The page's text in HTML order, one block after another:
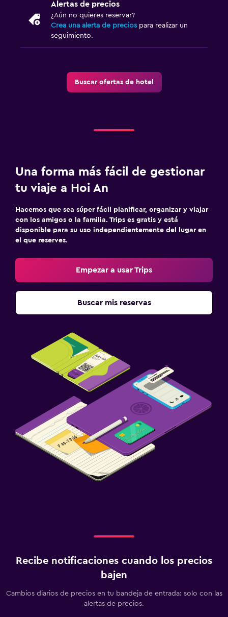
Cocina
Tienda de regalos
Ecoturismo
Bicicletas
Pesca
Golf
Canotaje
Submarinismo
Clases de cocina
Salón de belleza
Instalaciones para deportes acuáticos
Ideal para familias
Cuidado de niños o guardería
Cuna/cama nido disponibles
Piscina (para niños)
Barreras de seguridad para niños
Alertas de precios
¿Aún no quieres reservar?
Crea una alerta de precios para realizar un
seguimiento.
Buscar ofertas de hotel
Una forma más fácil de gestionar
tu viaje a Hoi An
Hacemos que sea súper fácil planificar, organizar y viajar
con los amigos o la familia. Trips es gratis y está
disponible para su uso independientemente del lugar en
el que reserves.
Empezar a usar Trips
Buscar mis reservas
Recibe notificaciones cuando los precios
bajen
Cambios diarios de precios en tu bandeja de entrada: solo con las
alertas de precios.